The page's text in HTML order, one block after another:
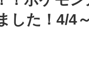
した！4/4～